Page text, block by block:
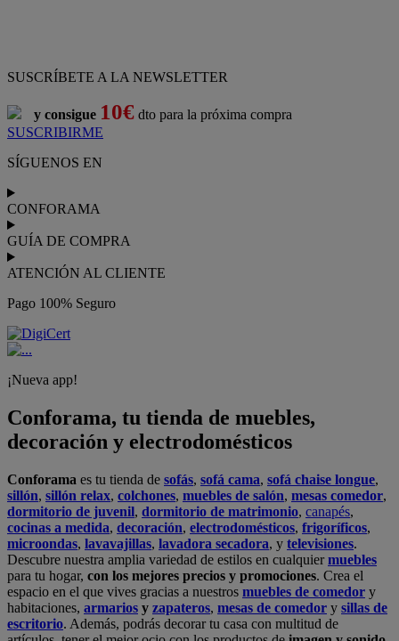
SUSCRÍBETE A LA NEWSLETTER
y consigue 10€ dto para la próxima compra
SUSCRIBIRME
SÍGUENOS EN
CONFORAMA
GUÍA DE COMPRA
ATENCIÓN AL CLIENTE
Pago 100% Seguro
¡Nueva app!
Conforama, tu tienda de muebles,
decoración y electrodomésticos
Conforama es tu tienda de sofás, sofá cama, sofá chaise longue,
sillón, sillón relax, colchones, muebles de salón, mesas comedor,
dormitorio de juvenil, dormitorio de matrimonio, canapés,
cocinas a medida, decoración, electrodomésticos, frigoríficos,
microondas, lavavajillas, lavadora secadora, y televisiones.
Descubre nuestra amplia variedad de estilos en cualquiermuebles
para tu hogar, con los mejores precios y promociones. Crea el
espacio en el que vives gracias a nuestros muebles de comedor y
habitaciones, armarios y zapateros, mesas de comedor y sillas de
escritorio. Además, podrás decorar tu casa con multitud de